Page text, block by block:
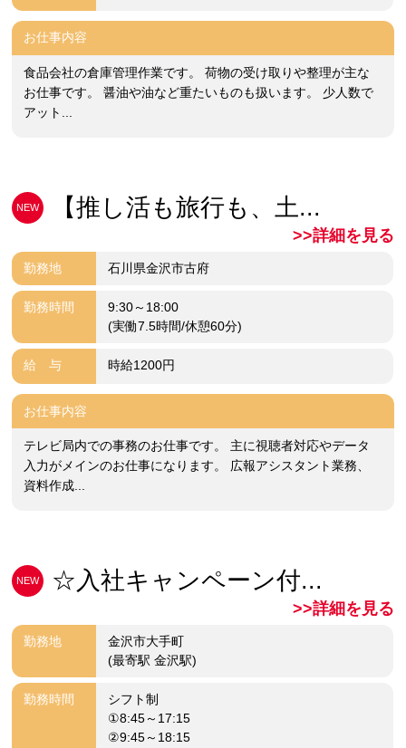
お仕事内容
食品会社の倉庫管理作業です。 荷物の受け取りや整理が主な
お仕事です。 醤油や油など重たいものも扱います。 少人数で
アット...
NEW 【推し活も旅行も、土...
>>詳細を見る
勤務地 石川県金沢市古府
勤務時間
9:30～18:00
(実働7.5時間/休憩60分)
給 与 時給1200円
お仕事内容
テレビ局内での事務のお仕事です。 主に視聴者対応やデータ
入力がメインのお仕事になります。 広報アシスタント業務、
資料作成...
NEW ☆入社キャンペーン付...
>>詳細を見る
勤務地
金沢市大手町
(最寄駅 金沢駅)
勤務時間
シフト制
①8:45～17:15
②9:45～18:15